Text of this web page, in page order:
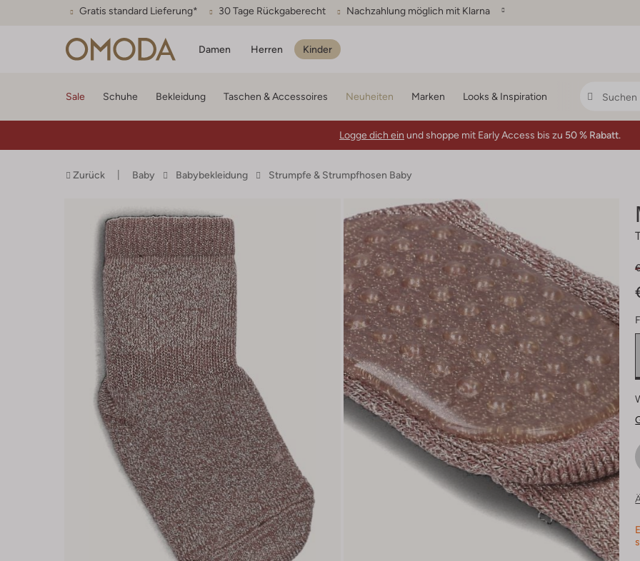
Gratis standard Lieferung* 30 Tage Rückgaberecht Nachzahlung möglich mit Klarna
Damen Herren Kinder
Sale Schuhe Bekleidung Taschen & Accessoires Neuheiten Marken Looks & Inspiration
Logge dich ein und shoppe mit Early Access bis zu 50 % Rabatt.
Zurück Baby Babybekleidung Strumpfe & Strumpfhosen Baby